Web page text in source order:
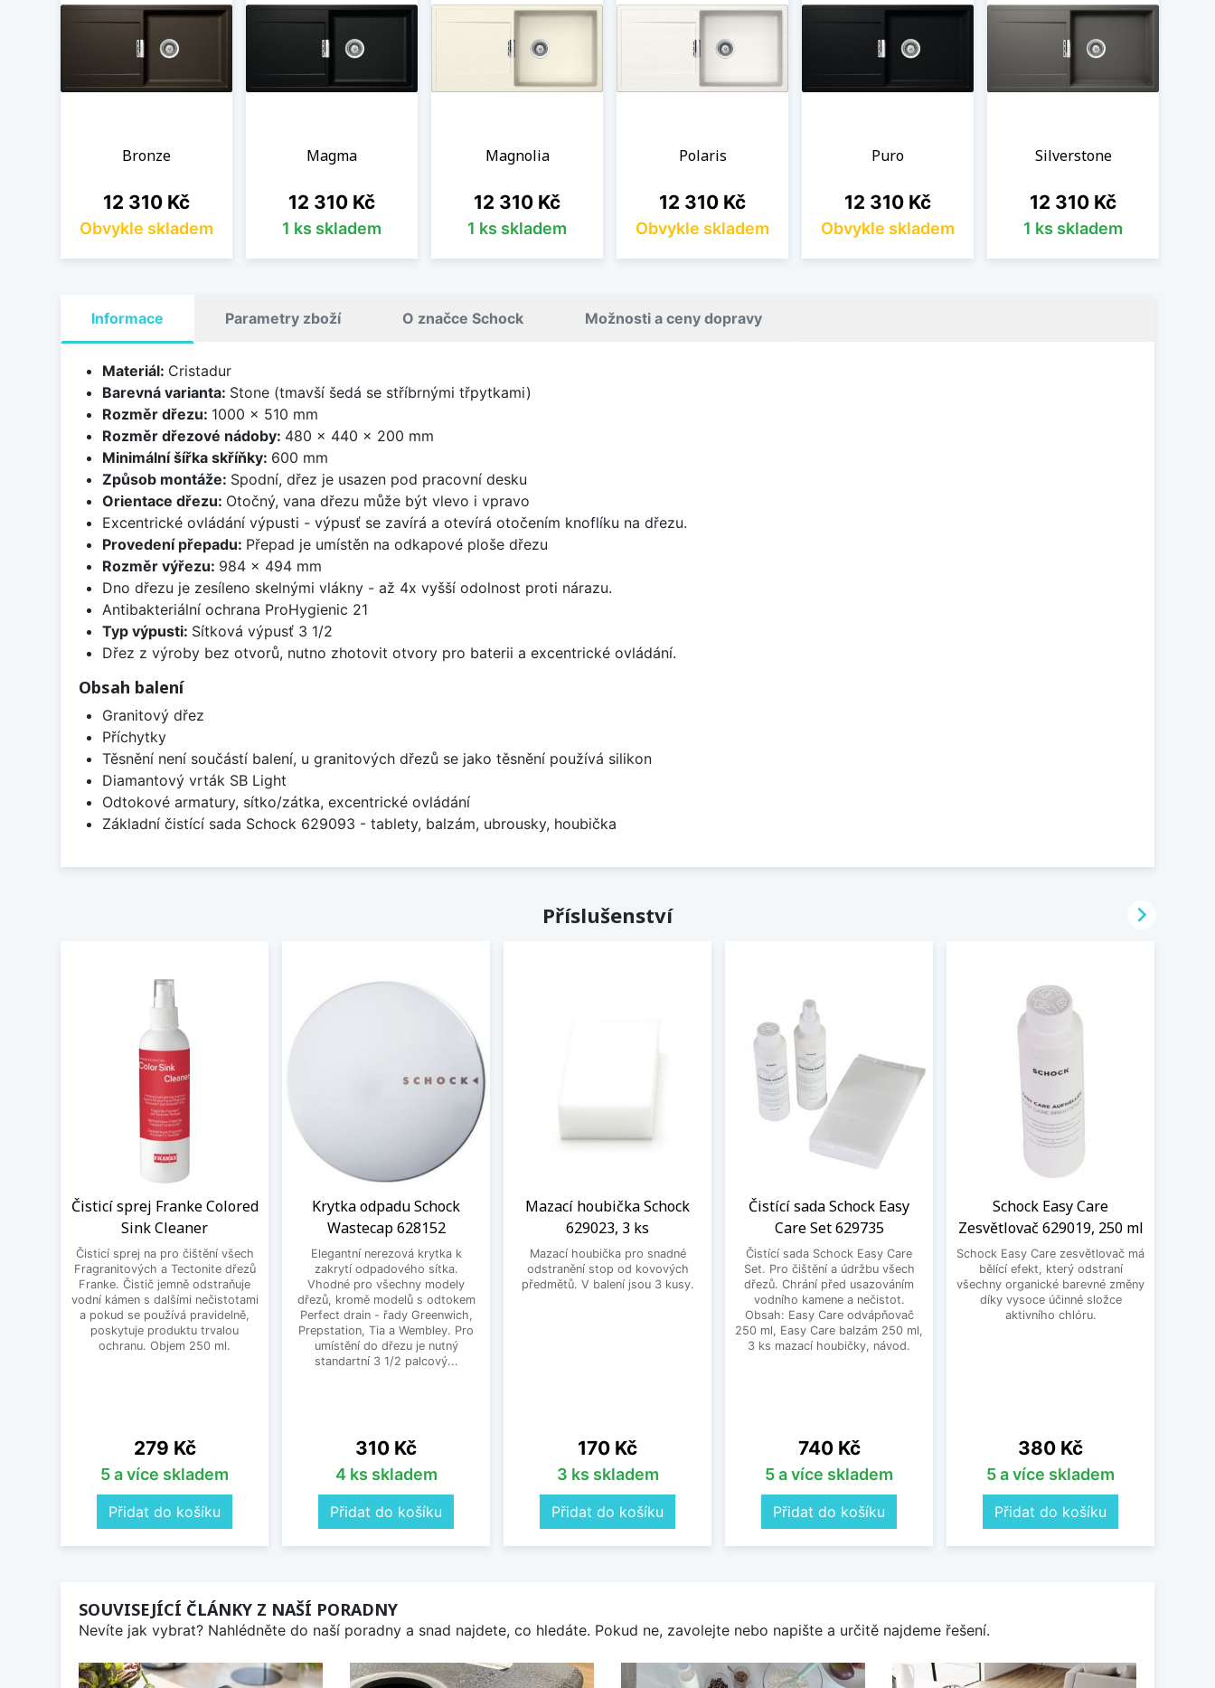
Bronze
Cena
12 310 Kč
Obvykle skladem
Magma
Cena
12 310 Kč
1 ks skladem
Magnolia
Cena
12 310 Kč
1 ks skladem
Polaris
Cena
12 310 Kč
Obvykle skladem
Puro
Cena
12 310 Kč
Obvykle skladem
Silverstone
Cena
12 310 Kč
1 ks skladem
Informace Parametry zboží O značce Schock Možnosti a ceny dopravy
Materiál: Cristadur
Barevná varianta: Stone (tmavší šedá se stříbrnými třpytkami)
Rozměr dřezu: 1000 x 510 mm
Rozměr dřezové nádoby: 480 x 440 x 200 mm
Minimální šířka skříňky: 600 mm
Způsob montáže: Spodní, dřez je usazen pod pracovní desku
Orientace dřezu: Otočný, vana dřezu může být vlevo i vpravo
Excentrické ovládání výpusti - výpusť se zavírá a otevírá otočením knoflíku na dřezu.
Provedení přepadu: Přepad je umístěn na odkapové ploše dřezu
Rozměr výřezu: 984 x 494 mm
Dno dřezu je zesíleno skelnými vlákny - až 4x vyšší odolnost proti nárazu.
Antibakteriální ochrana ProHygienic 21
Typ výpusti: Sítková výpusť 3 1/2
Dřez z výroby bez otvorů, nutno zhotovit otvory pro baterii a excentrické ovládání.
Obsah balení
Granitový dřez
Příchytky
Těsnění není součástí balení, u granitových dřezů se jako těsnění používá silikon
Diamantový vrták SB Light
Odtokové armatury, sítko/zátka, excentrické ovládání
Základní čistící sada Schock 629093 - tablety, balzám, ubrousky, houbička
Příslušenství
Čisticí sprej Franke Colored
Sink Cleaner
Čisticí sprej na pro čištění všech
Fragranitových a Tectonite dřezů
Franke. Čistič jemně odstraňuje
vodní kámen s dalšími nečistotami
a pokud se používá pravidelně,
poskytuje produktu trvalou
ochranu. Objem 250 ml.
Cena
279 Kč
5 a více skladem
Přidat do košíku
Krytka odpadu Schock
Wastecap 628152
Elegantní nerezová krytka k
zakrytí odpadového sítka.
Vhodné pro všechny modely
dřezů, kromě modelů s odtokem
Perfect drain - řady Greenwich,
Prepstation, Tia a Wembley. Pro
umístění do dřezu je nutný
standartní 3 1/2 palcový...
Cena
310 Kč
4 ks skladem
Přidat do košíku
Mazací houbička Schock
629023, 3 ks
Mazací houbička pro snadné
odstranění stop od kovových
předmětů. V balení jsou 3 kusy.
Cena
170 Kč
3 ks skladem
Přidat do košíku
Čistící sada Schock Easy
Care Set 629735
Čistící sada Schock Easy Care
Set. Pro čištění a údržbu všech
dřezů. Chrání před usazováním
vodního kamene a nečistot.
Obsah: Easy Care odvápňovač
250 ml, Easy Care balzám 250 ml,
3 ks mazací houbičky, návod.
Cena
740 Kč
5 a více skladem
Přidat do košíku
Schock Easy Care
Zesvětlovač 629019, 250 ml
Schock Easy Care zesvětlovač má
bělící efekt, který odstraní
všechny organické barevné změny
díky vysoce účinné složce
aktivního chlóru.
Cena
380 Kč
5 a více skladem
Přidat do košíku

SOUVISEJÍCÍ ČLÁNKY Z NAŠÍ PORADNY
Nevíte jak vybrat? Nahlédněte do naší poradny a snad najdete, co hledáte. Pokud ne, zavolejte nebo napište a určitě najdeme řešení.